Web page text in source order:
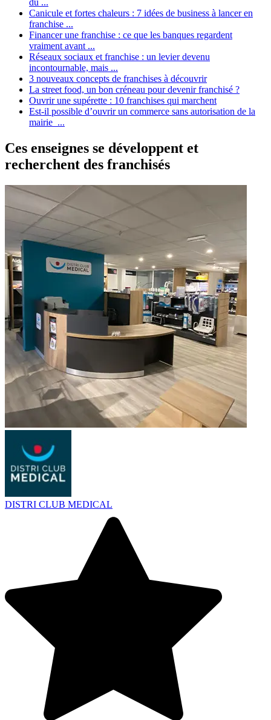
du ...
Canicule et fortes chaleurs : 7 idées de business à lancer en
franchise ...
Financer une franchise : ce que les banques regardent
vraiment avant ...
Réseaux sociaux et franchise : un levier devenu
incontournable, mais ...
3 nouveaux concepts de franchises à découvrir
La street food, un bon créneau pour devenir franchisé ?
Ouvrir une supérette : 10 franchises qui marchent
Est-il possible d’ouvrir un commerce sans autorisation de la
mairie ...
Ces enseignes se développent et
recherchent des franchisés
DISTRI CLUB MEDICAL